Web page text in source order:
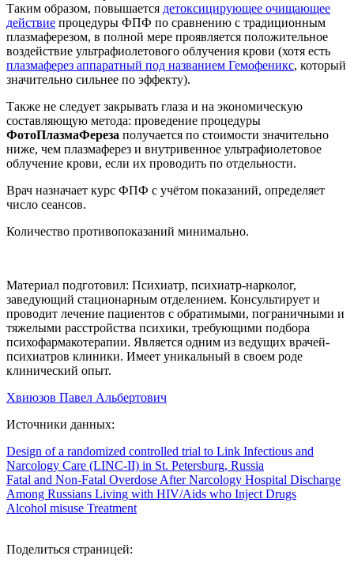
Таким образом, повышается детоксицирующее очищающее
действие процедуры ФПФ по сравнению с традиционным
плазмаферезом, в полной мере проявляется положительное
воздействие ультрафиолетового облучения крови (хотя есть
плазмаферез аппаратный под названием Гемофеникс, который
значительно сильнее по эффекту).
Также не следует закрывать глаза и на экономическую
составляющую метода: проведение процедуры
ФотоПлазмаФереза получается по стоимости значительно
ниже, чем плазмаферез и внутривенное ультрафиолетовое
облучение крови, если их проводить по отдельности.
Врач назначает курс ФПФ с учётом показаний, определяет
число сеансов.
Количество противопоказаний минимально.
Материал подготовил: Психиатр, психиатр-нарколог,
заведующий стационарным отделением. Консультирует и
проводит лечение пациентов с обратимыми, пограничными и
тяжелыми расстройства психики, требующими подбора
психофармакотерапии. Является одним из ведущих врачей-
психиатров клиники. Имеет уникальный в своем роде
клинический опыт.
Хвиюзов Павел Альбертович
Источники данных:
Design of a randomized controlled trial to Link Infectious and
Narcology Care (LINC-II) in St. Petersburg, Russia
Fatal and Non-Fatal Overdose After Narcology Hospital Discharge
Among Russians Living with HIV/Aids who Inject Drugs
Alcohol misuse Treatment
Поделиться страницей: